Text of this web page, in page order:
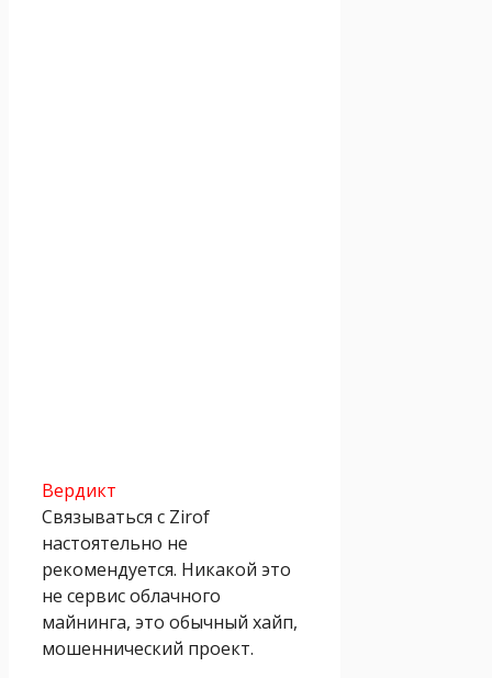
Вердикт
Связываться с Zirof
настоятельно не
рекомендуется. Никакой это
не сервис облачного
майнинга, это обычный хайп,
мошеннический проект.